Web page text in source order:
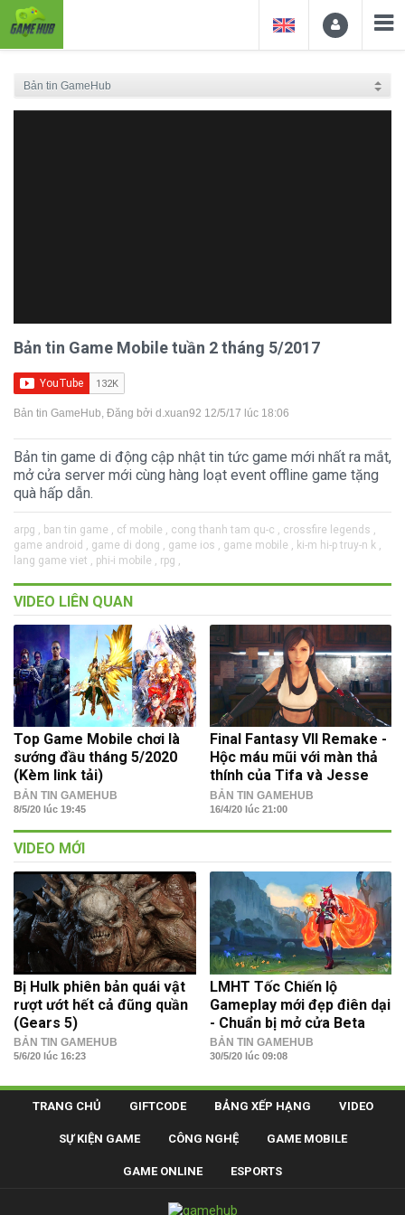
Bản tin Game Mobile tuần 2 tháng 5/2017
Bản tin GameHub, Đăng bởi d.xuan92 12/5/17 lúc 18:06
Bản tin game di động cập nhật tin tức game mới nhất ra mắt,
mở cửa server mới cùng hàng loạt event offline game tặng
quà hấp dẫn.
arpg , ban tin game , cf mobile , cong thanh tam qu-c , crossfire legends ,
game android , game di dong , game ios , game mobile , ki-m hi-p truy-n k ,
lang game viet , phi-i mobile , rpg ,
VIDEO LIÊN QUAN
Top Game Mobile chơi là
sướng đầu tháng 5/2020
(Kèm link tải)
BẢN TIN GAMEHUB
8/5/20 lúc 19:45
Final Fantasy VII Remake -
Hộc máu mũi với màn thả
thính của Tifa và Jesse
BẢN TIN GAMEHUB
16/4/20 lúc 21:00
VIDEO MỚI
Bị Hulk phiên bản quái vật
rượt ướt hết cả đũng quần
(Gears 5)
BẢN TIN GAMEHUB
5/6/20 lúc 16:23
LMHT Tốc Chiến lộ
Gameplay mới đẹp điên dại
- Chuẩn bị mở cửa Beta
BẢN TIN GAMEHUB
30/5/20 lúc 09:08
TRANG CHỦ GIFTCODE BẢNG XẾP HẠNG VIDEO
SỰ KIỆN GAME CÔNG NGHỆ GAME MOBILE
GAME ONLINE ESPORTS